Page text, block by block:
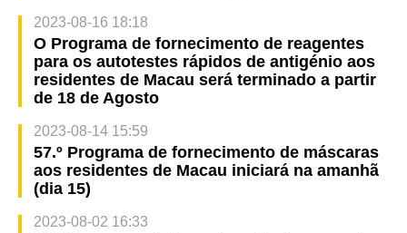
2023-08-16 18:18
O Programa de fornecimento de reagentes
para os autotestes rápidos de antigénio aos
residentes de Macau será terminado a partir
de 18 de Agosto
2023-08-14 15:59
57.º Programa de fornecimento de máscaras
aos residentes de Macau iniciará na amanhã
(dia 15)
2023-08-02 16:33